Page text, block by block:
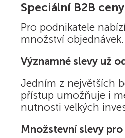
Speciální B2B
Pro podnikatele
množství
Významné slevy už
Jedním z největších
přístup umožňuje i
nutnosti velkých
Množstevní slevy